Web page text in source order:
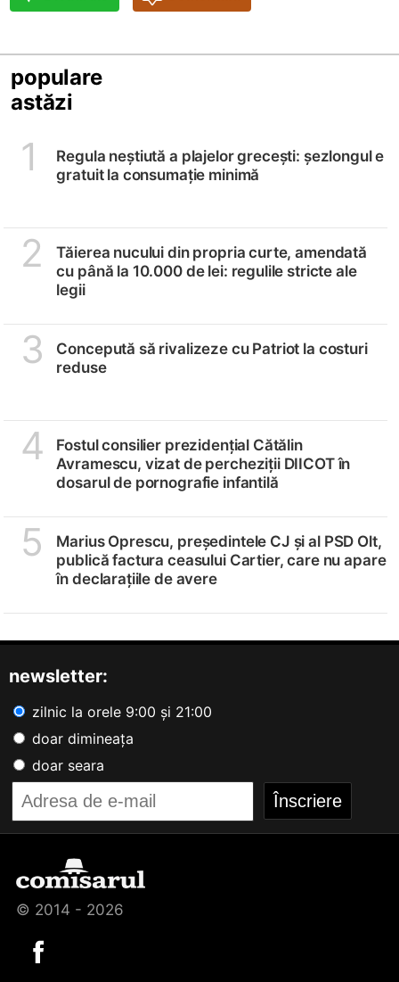
populare
astăzi
1
Regula neștiută a plajelor grecești: șezlongul e
gratuit la consumație minimă
2
Tăierea nucului din propria curte, amendată
cu până la 10.000 de lei: regulile stricte ale
legii
3
Concepută să rivalizeze cu Patriot la costuri
reduse
4
Fostul consilier prezidențial Cătălin
Avramescu, vizat de percheziții DIICOT în
dosarul de pornografie infantilă
5
Marius Oprescu, președintele CJ și al PSD Olt,
publică factura ceasului Cartier, care nu apare
în declarațiile de avere
newsletter:
zilnic la orele 9:00 și 21:00
doar dimineața
doar seara
© 2014 - 2026